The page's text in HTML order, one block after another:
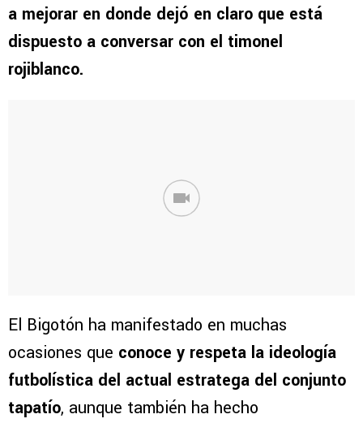
a mejorar en donde dejó en claro que está
dispuesto a conversar con el timonel
rojiblanco.
El Bigotón ha manifestado en muchas
ocasiones que conoce y respeta la ideología
futbolística del actual estratega del conjunto
tapatío, aunque también ha hecho